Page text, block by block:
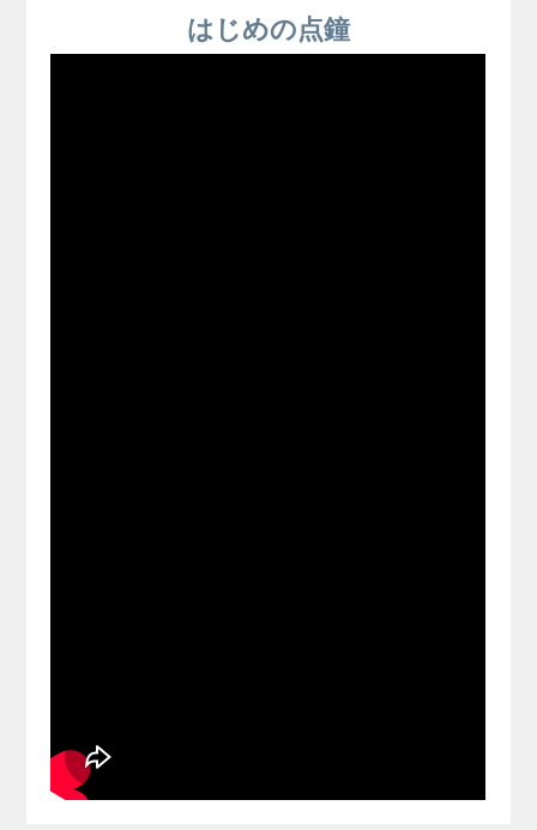
はじめの点鐘